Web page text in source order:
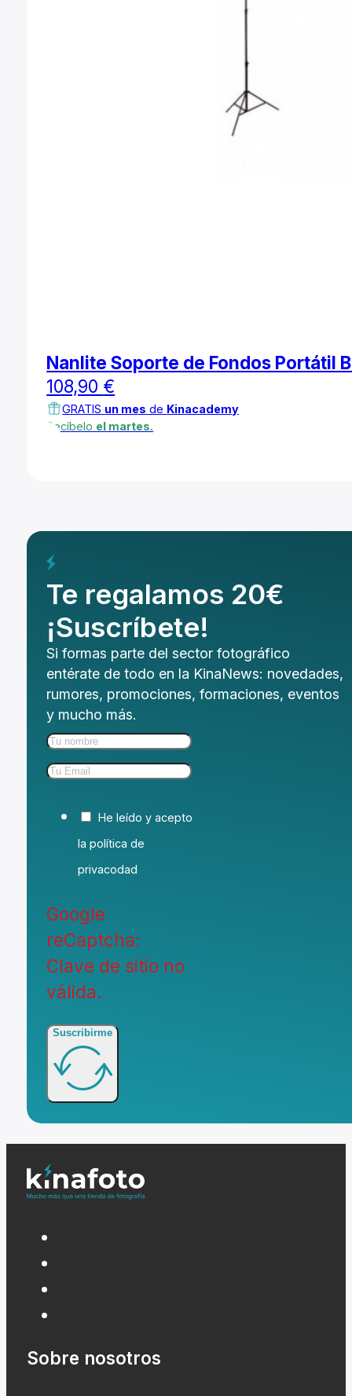
Nanlite Soporte de Fondos Portátil
108,90 €
GRATIS un mes de Kinacademy
Recíbelo el martes.
Te regalamos 20€
¡Suscríbete!
Si formas parte del sector fotográfico
entérate de todo en la KinaNews: novedades,
rumores, promociones, formaciones, eventos
y mucho más.
He leído y acepto
la política de
privacodad
Google
reCaptcha:
Clave de sitio no
válida.
Suscribirme
Sobre nosotros